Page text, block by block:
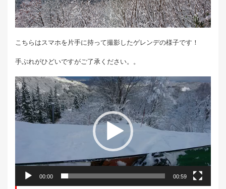
こちらはスマホを片手に持って撮影したゲレンデの様子です！
手ぶれがひどいですがご了承ください。。
動
画
プ
レ
ー
00:00 00:59